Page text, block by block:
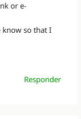
or e-
know so that I
Responder